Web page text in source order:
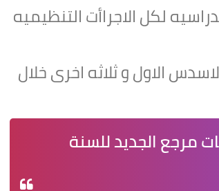
لكل الاجراأت التنظيميه
الاول و ثلاثه اخرى خلال
مرجع الجديد للسنة